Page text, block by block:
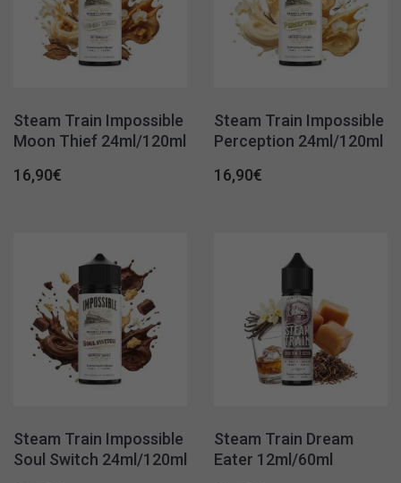
Steam Train Impossible
Moon Thief 24ml/120ml
16,90€
Steam Train Impossible
Perception 24ml/120ml
16,90€
Steam Train Impossible
Soul Switch 24ml/120ml
Steam Train Dream
Eater 12ml/60ml